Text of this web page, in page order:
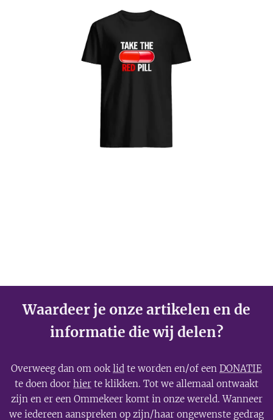
Waardeer je onze artikelen en de
informatie die wij delen?
Overweeg dan om ooklid te worden en/of een DONATIE
te doen door hier te klikken. Tot we allemaal ontwaakt
zijn en er een Ommekeer komt in onze wereld. Wanneer
we iedereen aanspreken op zijn/haar ongewenste gedrag